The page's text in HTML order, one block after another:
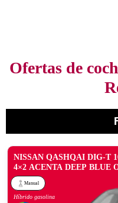
Ofertas de
NISSAN QASHQAI DIG-T
4×2 ACENTA DEEP BLUE
Manual
Híbrido gasolina